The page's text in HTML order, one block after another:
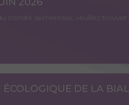
comité sécheresse, veuillez
DE LA